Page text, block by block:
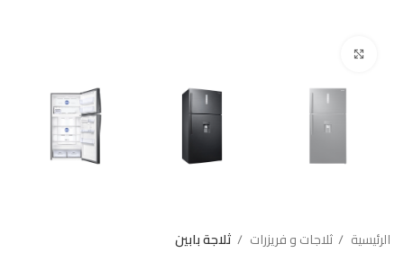
الرئيسية ثلاجات و فريزرات ثلاجة بابين